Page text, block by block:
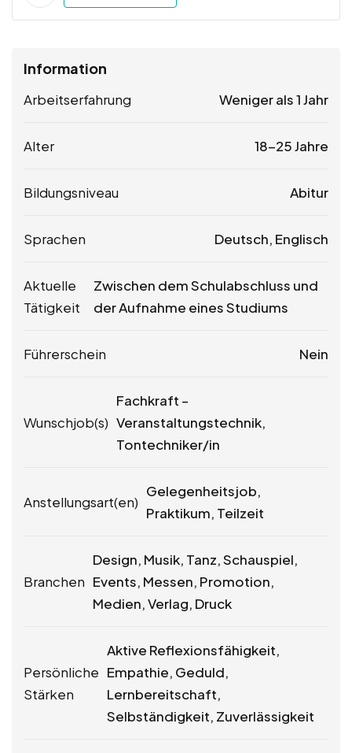
Information
Arbeitserfahrung Weniger als 1 Jahr
Alter 18-25 Jahre
Bildungsniveau Abitur
Sprachen Deutsch, Englisch
Aktuelle
Tätigkeit
Zwischen dem Schulabschluss und
der Aufnahme eines Studiums
Führerschein Nein
Wunschjob(s)
Fachkraft –
Veranstaltungstechnik,
Tontechniker/in
Anstellungsart(en)
Gelegenheitsjob,
Praktikum, Teilzeit
Branchen
Design, Musik, Tanz, Schauspiel,
Events, Messen, Promotion,
Medien, Verlag, Druck
Persönliche
Stärken
Aktive Reflexionsfähigkeit,
Empathie, Geduld,
Lernbereitschaft,
Selbständigkeit, Zuverlässigkeit